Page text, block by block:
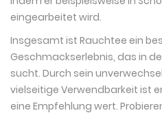
eingearbeitet wird.
Insgesamt ist Rauchtee ein
Geschmackserlebnis, das in
sucht. Durch sein
vielseitige Verwendbarkeit ist
eine Empfehlung wert.